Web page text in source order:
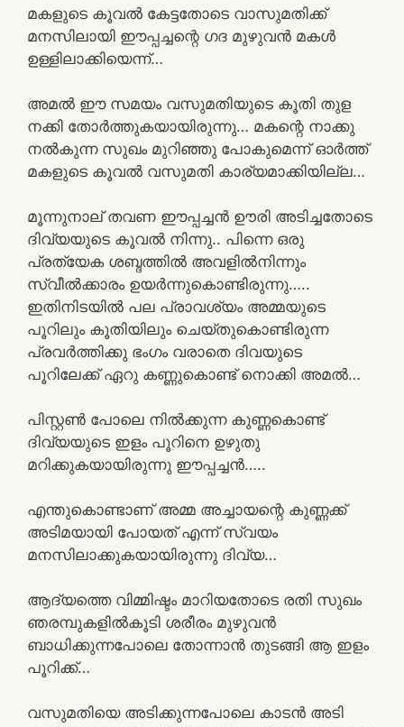
മകളുടെ കൂവൽ കേട്ടതോടെ വാസുമതിക്ക്
മനസിലായി ഈപ്പച്ചന്റെ ഗദ മുഴുവൻ മകൾ
ഉള്ളിലാക്കിയെന്ന്…
അമൽ ഈ സമയം വസുമതിയുടെ കൂതി തുള
നക്കി തോർത്തുകയായിരുന്നു… മകന്റെ നാക്കു
നൽകുന്ന സുഖം മുറിഞ്ഞു പോകുമെന്ന് ഓർത്ത്‌
മകളുടെ കൂവൽ വസുമതി കാര്യമാക്കിയില്ല…
മൂന്നുനാല് തവണ ഈപ്പച്ചൻ ഊരി അടിച്ചതോടെ
ദിവ്യയുടെ കൂവൽ നിന്നു.. പിന്നെ ഒരു
പ്രത്യേക ശബ്ദത്തിൽ അവളിൽനിന്നും
സ്വീൽക്കാരം ഉയർന്നുകൊണ്ടിരുന്നു…..
ഇതിനിടയിൽ പല പ്രാവശ്യം അമ്മയുടെ
പൂറിലും കൂതിയിലും ചെയ്തുകൊണ്ടിരുന്ന
പ്രവർത്തിക്കു ഭംഗം വരാതെ ദിവയുടെ
പൂറിലേക്ക് ഏറു കണ്ണുകൊണ്ട് നൊക്കി അമൽ…
പിസ്റ്റൺ പോലെ നിൽക്കുന്ന കുണ്ണകൊണ്ട്
ദിവ്യയുടെ ഇളം പൂറിനെ ഉഴുതു
മറിക്കുകയായിരുന്നു ഈപ്പച്ചൻ…..
എന്തുകൊണ്ടാണ് അമ്മ അച്ചായന്റെ കുണ്ണക്ക്
അടിമയായി പോയത് എന്ന് സ്വയം
മനസിലാക്കുകയായിരുന്നു ദിവ്യ…
ആദ്യത്തെ വിമ്മിഷ്ടം മാറിയതോടെ രതി സുഖം
ഞരമ്പുകളിൽകൂടി ശരീരം മുഴുവൻ
ബാധിക്കുന്നപോലെ തോന്നാൻ തുടങ്ങി ആ ഇളം
പൂറിക്ക്…
വസുമതിയെ അടിക്കുന്നപോലെ കാടൻ അടി